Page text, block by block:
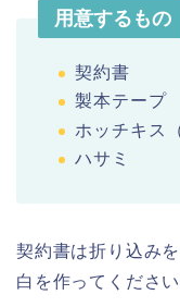
用意するもの
契約書
製本テープ
ホッチキス
ハサミ
契約書は折り込み
白を作ってください